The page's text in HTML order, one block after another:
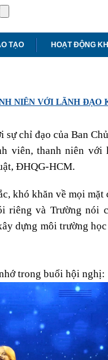
TẠO HOẠT ĐỘNG
NIÊN VỚI LÃNH ĐẠO
sự chỉ đạo của Ban
viên, thanh niên
ĐHQG-HCM.
khó khăn về mọi
riêng và Trường nói
dựng môi trường
trong buổi hội nghị: